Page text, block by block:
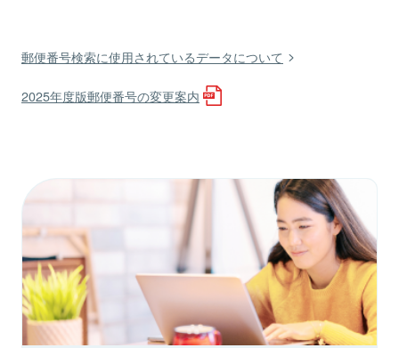
郵便番号検索に使用されているデータについて
2025年度版郵便番号の変更案内